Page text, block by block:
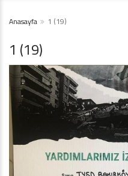
Anasayfa 1 (19)
1 (19)